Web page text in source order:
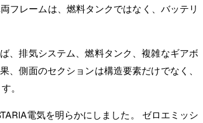
フレームは、燃料タンクではなく、バッテリ
、排気システム、燃料タンク、複雑なギアボ
側面のセクションは構造要素だけでなく、
。
電気を明らかにしました。 ゼロエミッシ